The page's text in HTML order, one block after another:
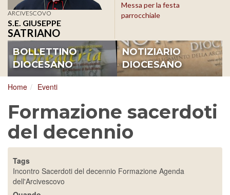
ARCIVESCOVO
S.E. GIUSEPPE
SATRIANO
Messa per la festa
parrocchiale
BOLLETTINO
DIOCESANO
NOTIZIARIO
DIOCESANO
Home Eventi
Formazione sacerdoti
del decennio
Tags
Incontro Sacerdoti del decennio Formazione Agenda
dell'Arcivescovo